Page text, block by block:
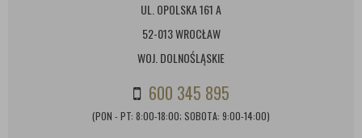
UL. OPOLSKA 161 A
52-013 WROCŁAW
WOJ. DOLNOŚLĄSKIE
600 345 895
(PON - PT: 8:00-18:00; SOBOTA: 9:00-14:00)